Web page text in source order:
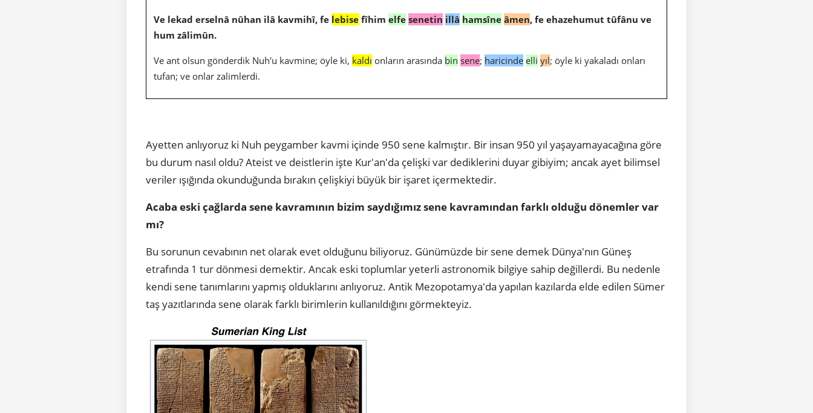
Ve lekad erselnâ nûhan ilâ kavmihî, fe lebise fîhim elfe senetin illâ hamsîne âmen, fe ehazehumut tûfânu ve
hum zâlimûn.
Ve ant olsun gönderdik Nuh'u kavmine; öyle ki, kaldı onların arasında bin sene; haricinde elli yıl; öyle ki yakaladı onları
tufan; ve onlar zalimlerdi.
Ayetten anlıyoruz ki Nuh peygamber kavmi içinde 950 sene kalmıştır. Bir insan 950 yıl yaşayamayacağına göre
bu durum nasıl oldu? Ateist ve deistlerin işte Kur'an'da çelişki var dediklerini duyar gibiyim; ancak ayet bilimsel
veriler ışığında okunduğunda bırakın çelişkiyi büyük bir işaret içermektedir.
Acaba eski çağlarda sene kavramının bizim saydığımız sene kavramından farklı olduğu dönemler var
mı?
Bu sorunun cevabının net olarak evet olduğunu biliyoruz. Günümüzde bir sene demek Dünya'nın Güneş
etrafında 1 tur dönmesi demektir. Ancak eski toplumlar yeterli astronomik bilgiye sahip değillerdi. Bu nedenle
kendi sene tanımlarını yapmış olduklarını anlıyoruz. Antik Mezopotamya'da yapılan kazılarda elde edilen Sümer
taş yazıtlarında sene olarak farklı birimlerin kullanıldığını görmekteyiz.